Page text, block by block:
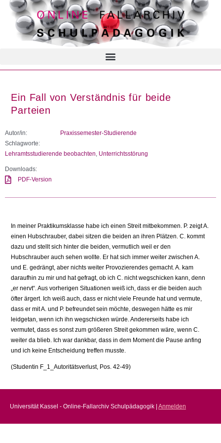
Ein Fall von Verständnis für beide
Parteien
Autor/in:
Praxissemester-Studierende
Schlagworte:
Lehramtsstudierende beobachten Unterrichtsstörung
Downloads:
PDF-Version
In meiner Praktikumsklasse habe ich einen Streit mitbekommen. P. zeigt A.
einen Hubschrauber, dabei sitzen die beiden an ihren Plätzen. C. kommt
dazu und stellt sich hinter die beiden, vermutlich weil er den
Hubschrauber auch sehen wollte. Er hat sich immer weiter zwischen A.
und E. gedrängt, aber nichts weiter Provozierendes gemacht. A. kam
daraufhin zu mir und hat gefragt, ob ich C. nicht wegschicken kann, denn
„er nervt“. Aus vorherigen Situationen weiß ich, dass er die beiden auch
öfter ärgert. Ich weiß auch, dass er nicht viele Freunde hat und vermute,
dass er mit A. und P. befreundet sein möchte, deswegen hätte es mir
leidgetan, wenn ich ihn wegschicken würde. Andererseits habe ich
vermutet, dass es sonst zum größeren Streit gekommen wäre, wenn C.
weiter da blieb. Ich war dankbar, dass in dem Moment die Pause anfing
und ich keine Entscheidung treffen musste.
(Studentin F_1_Autoritätsverlust, Pos. 42-49)
Universität Kassel - Online-Fallarchiv Schulpädagogik | Anmelden